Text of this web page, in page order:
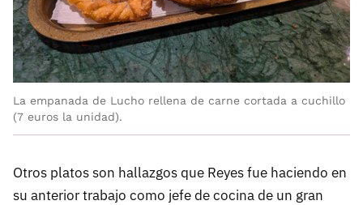
La empanada de Lucho rellena de carne cortada a cuchillo
(7 euros la unidad).
Otros platos son hallazgos que Reyes fue haciendo en
su anterior trabajo como jefe de cocina de un gran